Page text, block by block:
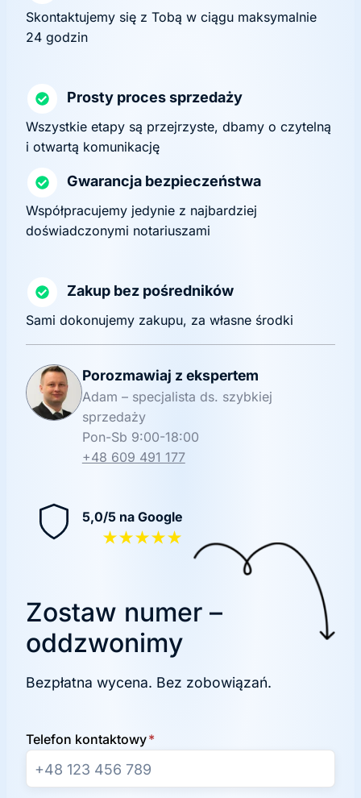
Skontaktujemy się z Tobą w ciągu maksymalnie
24 godzin
Prosty proces sprzedaży
Wszystkie etapy są przejrzyste, dbamy o czytelną
i otwartą komunikację
Gwarancja bezpieczeństwa
Współpracujemy jedynie z najbardziej
doświadczonymi notariuszami
Zakup bez pośredników
Sami dokonujemy zakupu, za własne środki
Porozmawiaj z ekspertem
Adam – specjalista ds. szybkiej
sprzedaży
Pon-Sb 9:00-18:00
+48 609 491 177
5,0/5 na Google
★★★★★
Zostaw numer –
oddzwonimy
Bezpłatna wycena. Bez zobowiązań.
Telefon kontaktowy*